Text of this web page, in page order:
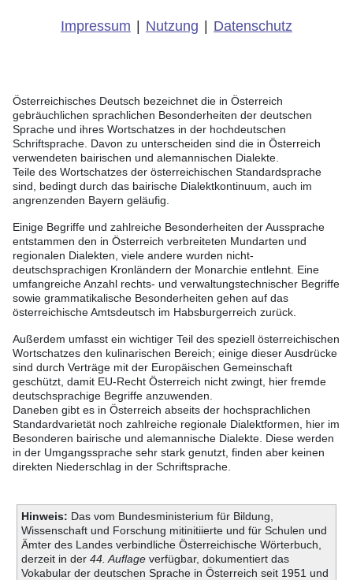
Impressum Nutzung Datenschutz
Österreichisches Deutsch bezeichnet die in Österreich
gebräuchlichen sprachlichen Besonderheiten der deutschen
Sprache und ihres Wortschatzes in der hochdeutschen
Schriftsprache. Davon zu unterscheiden sind die in Österreich
verwendeten bairischen und alemannischen Dialekte.
Teile des Wortschatzes der österreichischen Standardsprache
sind, bedingt durch das bairische Dialektkontinuum, auch im
angrenzenden Bayern geläufig.
Einige Begriffe und zahlreiche Besonderheiten der Aussprache
entstammen den in Österreich verbreiteten Mundarten und
regionalen Dialekten, viele andere wurden nicht-
deutschsprachigen Kronländern der Monarchie entlehnt. Eine
umfangreiche Anzahl rechts- und verwaltungstechnischer Begriffe
sowie grammatikalische Besonderheiten gehen auf das
österreichische Amtsdeutsch im Habsburgerreich zurück.
Außerdem umfasst ein wichtiger Teil des speziell österreichischen
Wortschatzes den kulinarischen Bereich; einige dieser Ausdrücke
sind durch Verträge mit der Europäischen Gemeinschaft
geschützt, damit EU-Recht Österreich nicht zwingt, hier fremde
deutschsprachige Begriffe anzuwenden.
Daneben gibt es in Österreich abseits der hochsprachlichen
Standardvarietät noch zahlreiche regionale Dialektformen, hier im
Besonderen bairische und alemannische Dialekte. Diese werden
in der Umgangssprache sehr stark genutzt, finden aber keinen
direkten Niederschlag in der Schriftsprache.
Hinweis: Das vom Bundesministerium für Bildung,
Wissenschaft und Forschung mitinitiierte und für Schulen und
Ämter des Landes verbindliche Österreichische Wörterbuch,
derzeit in der 44. Auflageverfügbar, dokumentiert das
Vokabular der deutschen Sprache in Österreich seit 1951 und